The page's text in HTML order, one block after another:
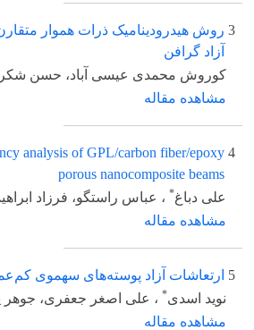
3 روش هیدرودینامیک ذرات هموار
آزاد گرافن
کوروش محمدی عیسی آباد، حسن
مشاهده مقاله
4
analysis of GPL/carbon fiber/epoxy
porous nanocomposite beams
علی دباغ* ، عباس راستگو، فرزاد
مشاهده مقاله
5 ارتعاشات آزاد پوسته‌های سهموی
نوید اسدی* ، علی اصغر جعفری، جوهر
مشاهده مقاله